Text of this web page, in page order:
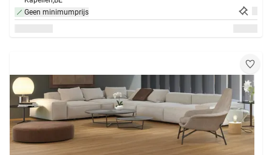
Geen minimumprijs